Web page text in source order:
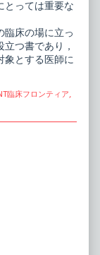
とっては重要な
臨床の場に立っ
つ書であり，
象とする医師に
臨床フロンティア,